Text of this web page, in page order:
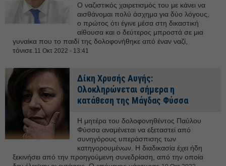
Ο ναζιστικός χαιρετισμός του με κάνει να
αισθάνομαι πολύ άσχημα για δύο λόγους,
ο πρώτος ότι έγινε μέσα στη δικαστική
αίθουσα και ο δεύτερος μπροστά σε μια
γυναίκα που το παιδί της δολοφονήθηκε από έναν ναζί,
τόνισε. 11 Οκτ 2022 - 13:41
Δίκη Χρυσής Αυγής:
Ολοκληρώνεται σήμερα η
κατάθεση της Μάγδας Φύσσα
Η μητέρα του δολοφονηθέντος Παύλου
Φύσσα αναμένεται να εξεταστεί από
συνηγόρους υπεράσπισης των
κατηγορουμένων. Η διαδικασία έχει ήδη
ξεκινήσει από την προηγούμενη συνεδρίαση, από την οποία